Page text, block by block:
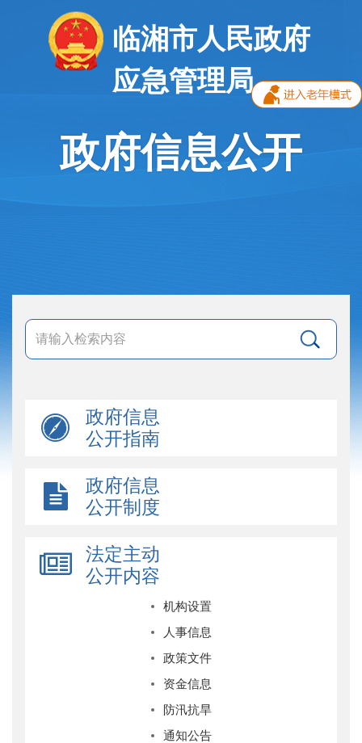
临湘市人民政府
应急管理局
政府信息公开
政府信息
公开指南
政府信息
公开制度
法定主动
公开内容
机构设置
人事信息
政策文件
资金信息
防汛抗旱
通知公告